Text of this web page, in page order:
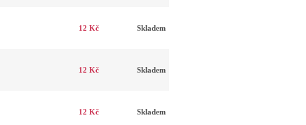
12 Kč Skladem
12 Kč Skladem
12 Kč Skladem